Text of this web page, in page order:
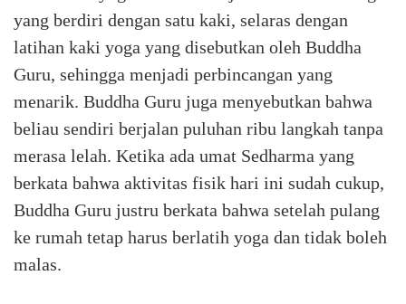
yang berdiri dengan satu kaki, selaras dengan
latihan kaki yoga yang disebutkan oleh Buddha
Guru, sehingga menjadi perbincangan yang
menarik. Buddha Guru juga menyebutkan bahwa
beliau sendiri berjalan puluhan ribu langkah tanpa
merasa lelah. Ketika ada umat Sedharma yang
berkata bahwa aktivitas fisik hari ini sudah cukup,
Buddha Guru justru berkata bahwa setelah pulang
ke rumah tetap harus berlatih yoga dan tidak boleh
malas.